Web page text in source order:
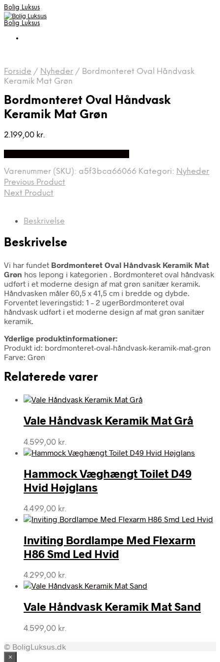
Bolig Luksus
Bolig Luksus
Forside / Nyheder / Bordmonteret Oval Håndvask
Keramik Mat Grøn
Bordmonteret Oval Håndvask
Keramik Mat Grøn
2.199,00 kr.
Varenummer (SKU): a5f3bca66066 Kategori: Nyheder
Previous Product
Next Product
Beskrivelse
Beskrivelse
Vi har fundet Bordmonteret Oval Håndvask Keramik Mat
Grøn hos lepong i kategorien . Bordmonteret oval håndvask
udført i et moderne design af mat grøn sanitær keramik.
Håndvasken måler 60,5 x 41,5 cm i bredde og dybde.
Forventet leveringstid: 1 – 2 ugerBordmonteret oval
håndvask udført i et moderne design af mat grøn sanitær
keramik.
Yderlige produktinformationer:
Produkt id: bordmonteret-oval-håndvask-keramik-mat-grøn
Farve: Grøn
Relaterede varer
Vale Håndvask Keramik Mat Grå
4.599,00 kr.
Hammock Væghængt Toilet D49
Hvid Højglans
4.499,00 kr.
Inviting Bordlampe Med Flexarm
H86 Smd Led Hvid
4.299,00 kr.
Vale Håndvask Keramik Mat Sand
4.599,00 kr.
© BoligLuksus.dk
×